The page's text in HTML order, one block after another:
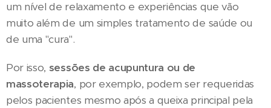
um nível de relaxamento e experiências que vão
muito além de um simples tratamento de saúde ou
de uma "cura".
Por isso, sessões de acupuntura ou de
massoterapia, por exemplo, podem ser requeridas
pelos pacientes mesmo após a queixa principal pela